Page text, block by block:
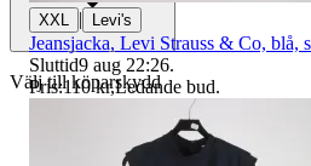
Välj till köparskydd
XXL | Levi's
Jeansjacka, Levi Strauss & Co, blå,
Sluttid9 aug 22:26.
Pris:110 kr,Ledande bud.